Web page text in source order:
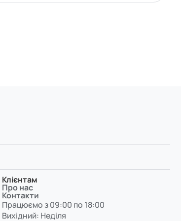
Клієнтам
Про нас
Контакти
Працюємо з 09:00 по 18:00
Вихідний: Неділя